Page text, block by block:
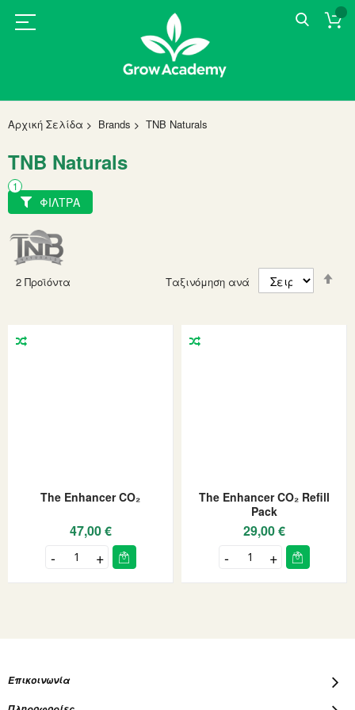
Αρχική Σελίδα Brands TNB Naturals
TNB Naturals
2 Προϊόντα Ταξινόμηση ανά
The Enhancer CO₂
47,00 €
The Enhancer CO₂ Refill
Pack
29,00 €
ΦΙΛΤΡΑ
Επικοινωνία